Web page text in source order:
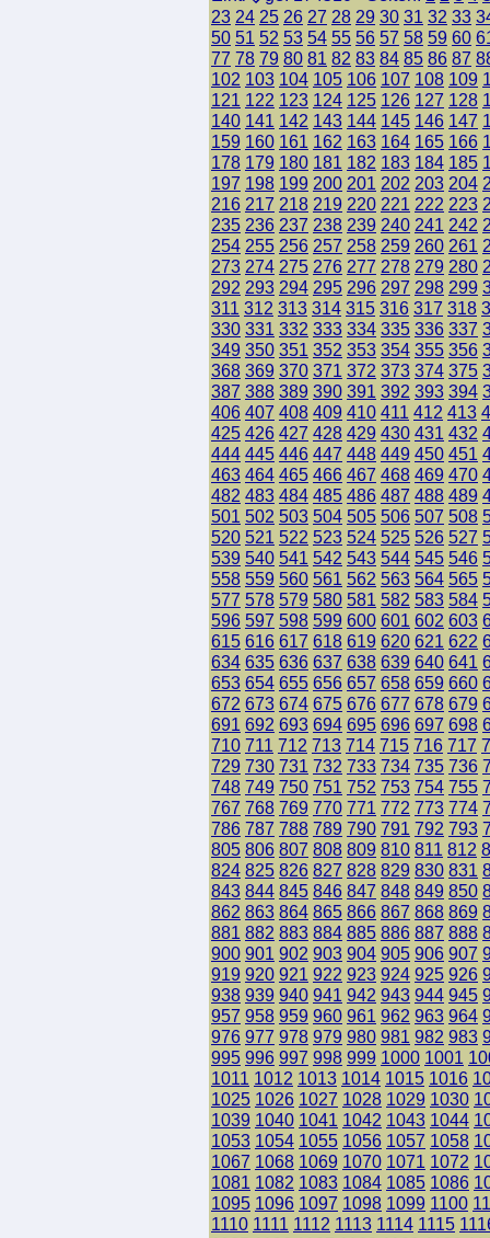
23 24 25 26 27 28 29 30 31 32 33
50 51 52 53 54 55 56 57 58 59 60
77 78 79 80 81 82 83 84 85 86 87
102 103 104 105 106 107 108 109
121 122 123 124 125 126 127 128
140 141 142 143 144 145 146 147
159 160 161 162 163 164 165 166
178 179 180 181 182 183 184 185
197 198 199 200 201 202 203 204
216 217 218 219 220 221 222 223
235 236 237 238 239 240 241 242
254 255 256 257 258 259 260 261
273 274 275 276 277 278 279 280
292 293 294 295 296 297 298 299
311 312 313 314 315 316 317 318
330 331 332 333 334 335 336 337
349 350 351 352 353 354 355 356
368 369 370 371 372 373 374 375
387 388 389 390 391 392 393 394
406 407 408 409 410 411 412 413
425 426 427 428 429 430 431 432
444 445 446 447 448 449 450 451
463 464 465 466 467 468 469 470
482 483 484 485 486 487 488 489
501 502 503 504 505 506 507 508
520 521 522 523 524 525 526 527
539 540 541 542 543 544 545 546
558 559 560 561 562 563 564 565
577 578 579 580 581 582 583 584
596 597 598 599 600 601 602 603
615 616 617 618 619 620 621 622
634 635 636 637 638 639 640 641
653 654 655 656 657 658 659 660
672 673 674 675 676 677 678 679
691 692 693 694 695 696 697 698
710 711 712 713 714 715 716 717
729 730 731 732 733 734 735 736
748 749 750 751 752 753 754 755
767 768 769 770 771 772 773 774
786 787 788 789 790 791 792 793
805 806 807 808 809 810 811 812
824 825 826 827 828 829 830 831
843 844 845 846 847 848 849 850
862 863 864 865 866 867 868 869
881 882 883 884 885 886 887 888
900 901 902 903 904 905 906 907
919 920 921 922 923 924 925 926
938 939 940 941 942 943 944 945
957 958 959 960 961 962 963 964
976 977 978 979 980 981 982 983
995 996 997 998 999 1000 1001
1011 1012 1013 1014 1015 1016
1025 1026 1027 1028 1029 1030
1039 1040 1041 1042 1043 1044
1053 1054 1055 1056 1057 1058
1067 1068 1069 1070 1071 1072
1081 1082 1083 1084 1085 1086
1095 1096 1097 1098 1099 1100
1110 1111 1112 1113 1114 1115